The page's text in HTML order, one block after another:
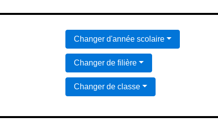
Changer d'année scolaire
Changer de filière
Changer de classe